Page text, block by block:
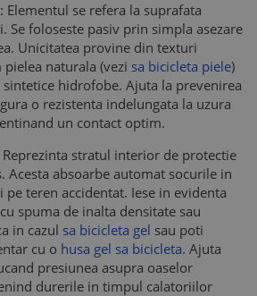
: Elementul se refera la suprafata
Se foloseste pasiv prin simpla asezare
Unicitatea provine din texturi
naturala (vezi sa bicicleta piele)
hidrofobe. Ajuta la prevenirea
o rezistenta indelungata la uzura
un contact optim.
Reprezinta stratul interior de protectie
Acesta absoarbe automat socurile in
teren accidentat. Iese in evidenta
spuma de inalta densitate sau
in cazul sa bicicleta gel sau poti
cu o husa gel sa bicicleta. Ajuta
presiunea asupra oaselor
durerile in timpul calatoriilor